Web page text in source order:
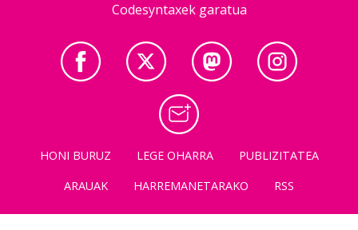
Codesyntaxek garatua
HONI BURUZ LEGE OHARRA
PUBLIZITATEA
ARAUAK
HARREMANETARAKO RSS